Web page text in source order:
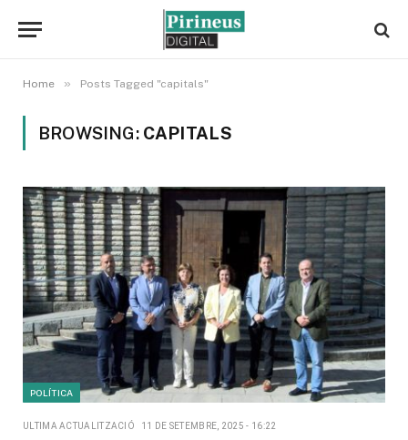
Home » Posts Tagged "capitals"
BROWSING: CAPITALS
POLÍTICA
ULTIMA ACTUALITZACIÓ 11 DE SETEMBRE, 2025 - 16:22